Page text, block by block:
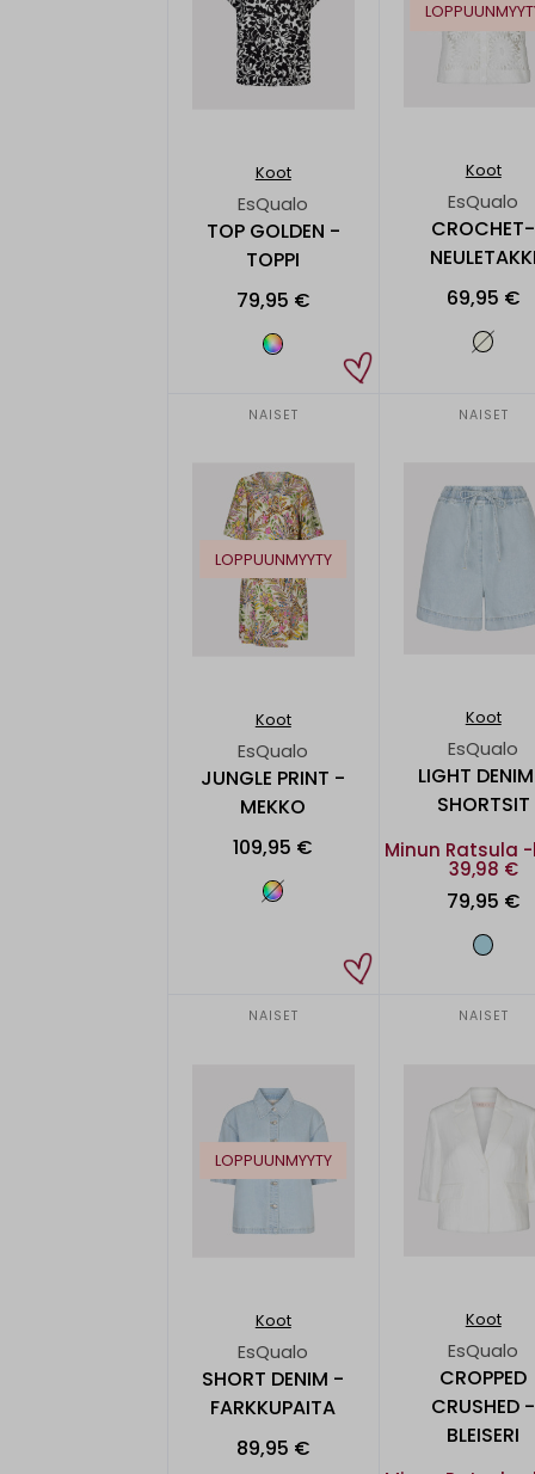
Koot
EsQualo
TOP GOLDEN -
TOPPI
79,95 €
Koot
EsQualo
CROCHET-
69,95 €
NAISET
LOPPUUNMYYTY
Koot
EsQualo
JUNGLE PRINT -
MEKKO
109,95 €
NAISET
Koot
EsQualo
LIGHT
SHORTSIT
Minun Ratsula
39,98 €
79,95 €
NAISET
LOPPUUNMYYTY
Koot
EsQualo
SHORT DENIM -
FARKKUPAITA
89,95 €
NAISET
Koot
EsQualo
CROPPED
CRUSHED -
BLEISERI